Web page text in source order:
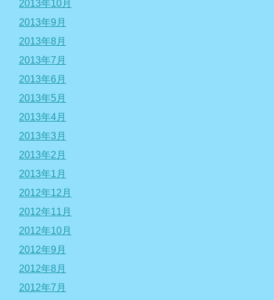
2013年10月
2013年9月
2013年8月
2013年7月
2013年6月
2013年5月
2013年4月
2013年3月
2013年2月
2013年1月
2012年12月
2012年11月
2012年10月
2012年9月
2012年8月
2012年7月